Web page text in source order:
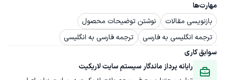
مهارت‌ها
بازنویسی مقالات
نوشتن توضیحات محصول
ترجمه انگلیسی به فارسی
ترجمه فارسی به انگلیسی
سوابق کاری
رایانه پرداز ماندگار سیستم سایت لاریکیت